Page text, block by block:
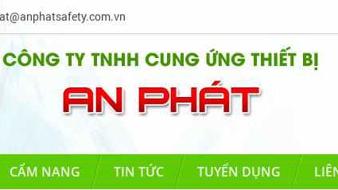
CẨM NANG TIN TỨC TUYỂN DỤNG